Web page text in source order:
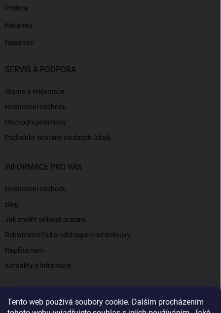
Tento web používá soubory cookie. Dalším procházením
Prsteny
Náramky
Náušnice
SERVIS A PODPORA
Storno a reklamace
Hodnocení obchodu
Obchodní podmínky
Podmínky ochrany osobních údajů
INFORMACE PRO VÁS
Hodnocení obchodu
Blog
Jak změřit velikost prstenu
Reklamační řád a odstoupení od smlouvy
Napište nám
Kontakty a informace
Elenys.cz - šperky, kterým věříte už od roku 2016